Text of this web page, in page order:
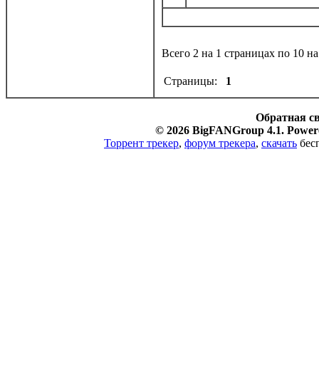
Всего 2 на 1 страницах по 10
Страницы: 1
Обратная
© 2026 BigFANGroup 4.1.
Торрент трекер, форум трекера, скачать